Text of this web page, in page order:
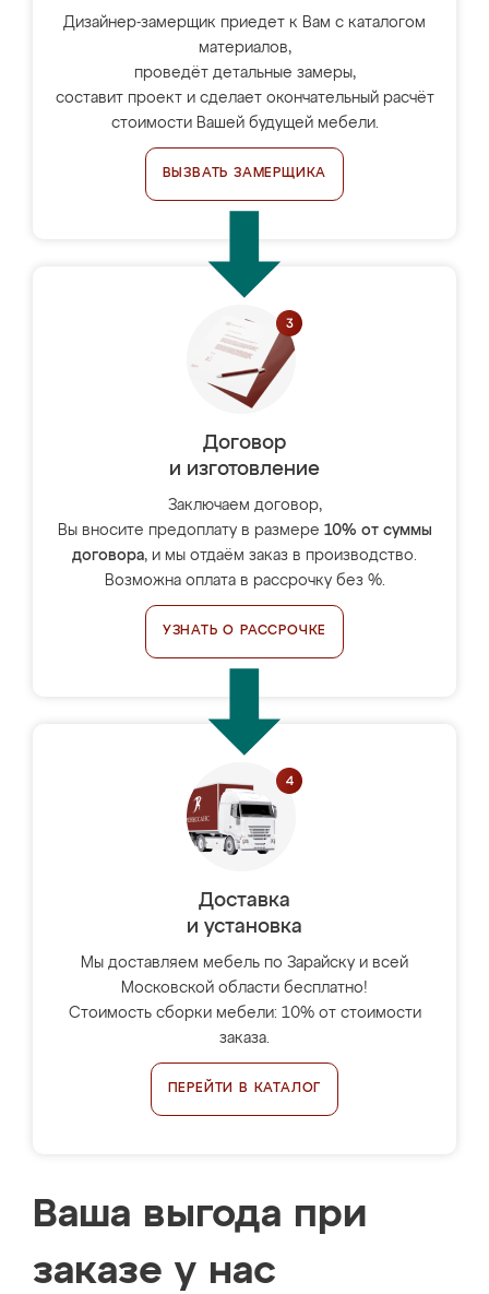
Дизайнер-замерщик приедет к Вам с каталогом
материалов,
проведёт детальные замеры,
составит проект и сделает окончательный расчёт
стоимости Вашей будущей мебели.
ВЫЗВАТЬ ЗАМЕРЩИКА
Договор
и изготовление
Заключаем договор,
Вы вносите предоплату в размере 10% от суммы
договора, и мы отдаём заказ в производство.
Возможна оплата в рассрочку без %.
УЗНАТЬ О РАССРОЧКЕ
Доставка
и установка
Мы доставляем мебель по Зарайску и всей
Московской области бесплатно!
Стоимость сборки мебели: 10% от стоимости
заказа.
ПЕРЕЙТИ В КАТАЛОГ
Ваша выгода при
заказе у нас